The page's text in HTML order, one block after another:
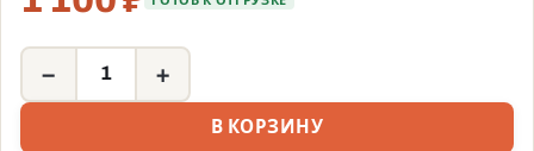
− +
В КОРЗИНУ